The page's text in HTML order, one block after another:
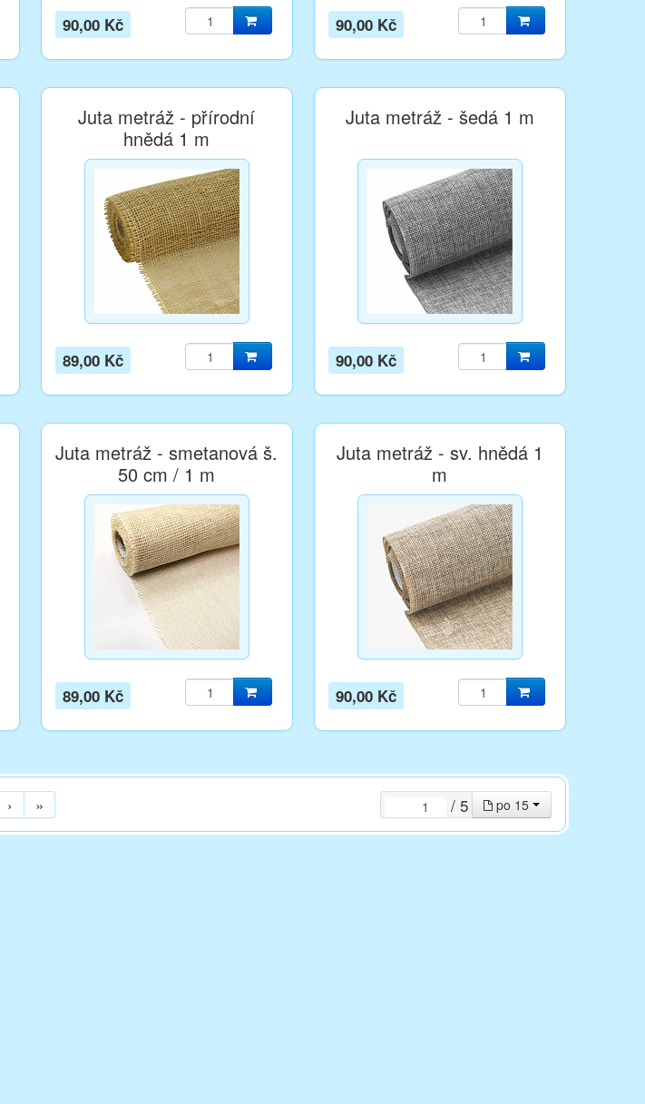
90,00 Kč 90,00 Kč
Juta metráž - přírodní
hnědá 1 m
89,00 Kč
Juta metráž - šedá 1 m
90,00 Kč
Juta metráž - smetanová š.
50 cm / 1 m
89,00 Kč
Juta metráž - sv. hnědá 1
m
90,00 Kč
› » po 15
/ 5